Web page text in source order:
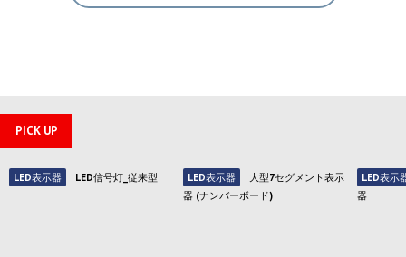
PICK UP
LED表示器 LED信号灯_従来型 LED表示器
大型7セグメント表示
器 (ナンバーボード)
LED表示
器